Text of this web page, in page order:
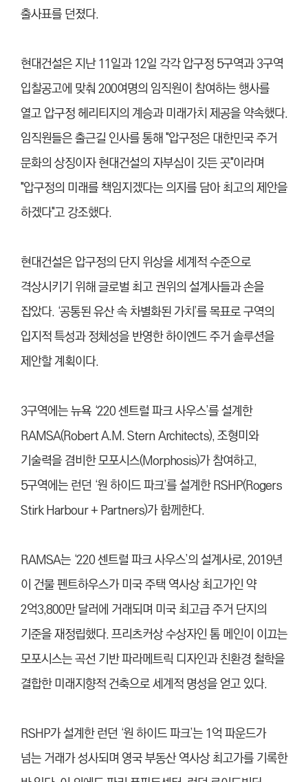
출사표를 던졌다.
현대건설은 지난 11일과 12일 각각 압구정 5구역과 3구역
입찰공고에 맞춰 200여명의 임직원이 참여하는 행사를
열고 압구정 헤리티지의 계승과 미래가치 제공을 약속했다.
임직원들은 출근길 인사를 통해 "압구정은 대한민국 주거
문화의 상징이자 현대건설의 자부심이 깃든 곳"이라며
"압구정의 미래를 책임지겠다는 의지를 담아 최고의 제안을
하겠다"고 강조했다.
현대건설은 압구정의 단지 위상을 세계적 수준으로
격상시키기 위해 글로벌 최고 권위의 설계사들과 손을
잡았다. ‘공통된 유산 속 차별화된 가치’를 목표로 구역의
입지적 특성과 정체성을 반영한 하이엔드 주거 솔루션을
제안할 계획이다.
3구역에는 뉴욕 ‘220 센트럴 파크 사우스’를 설계한
RAMSA(Robert A.M. Stern Architects), 조형미와
기술력을 겸비한 모포시스(Morphosis)가 참여하고,
5구역에는 런던 ‘원 하이드 파크’를 설계한 RSHP(Rogers
Stirk Harbour + Partners)가 함께한다.
RAMSA는 ‘220 센트럴 파크 사우스’의 설계사로, 2019년
이 건물 펜트하우스가 미국 주택 역사상 최고가인 약
2억3,800만 달러에 거래되며 미국 최고급 주거 단지의
기준을 재정립했다. 프리츠커상 수상자인 톰 메인이 이끄는
모포시스는 곡선 기반 파라메트릭 디자인과 친환경 철학을
결합한 미래지향적 건축으로 세계적 명성을 얻고 있다.
RSHP가 설계한 런던 ‘원 하이드 파크’는 1억 파운드가
넘는 거래가 성사되며 영국 부동산 역사상 최고가를 기록한